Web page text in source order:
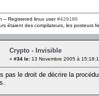
-- Registered linux user#429186
étaient des compilateurs, les posteurs
Crypto - Invisible
« #34 le: 13 Novembre 2005 à
pas le droit de décrire la